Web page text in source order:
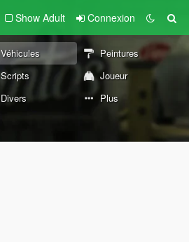
Show Adult Connexion
Véhicules
Peintures
Scripts
Joueur
Divers Plus